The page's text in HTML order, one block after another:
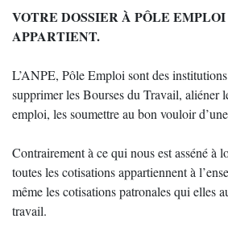
VOTRE DOSSIER À PÔLE EMPLOI
APPARTIENT.
L’ANPE, Pôle Emploi sont des
supprimer les Bourses du Travail, aliéner
emploi, les soumettre au bon vouloir
Contrairement à ce qui nous est asséné à
toutes les cotisations appartiennent à
même les cotisations patronales qui elles
travail.